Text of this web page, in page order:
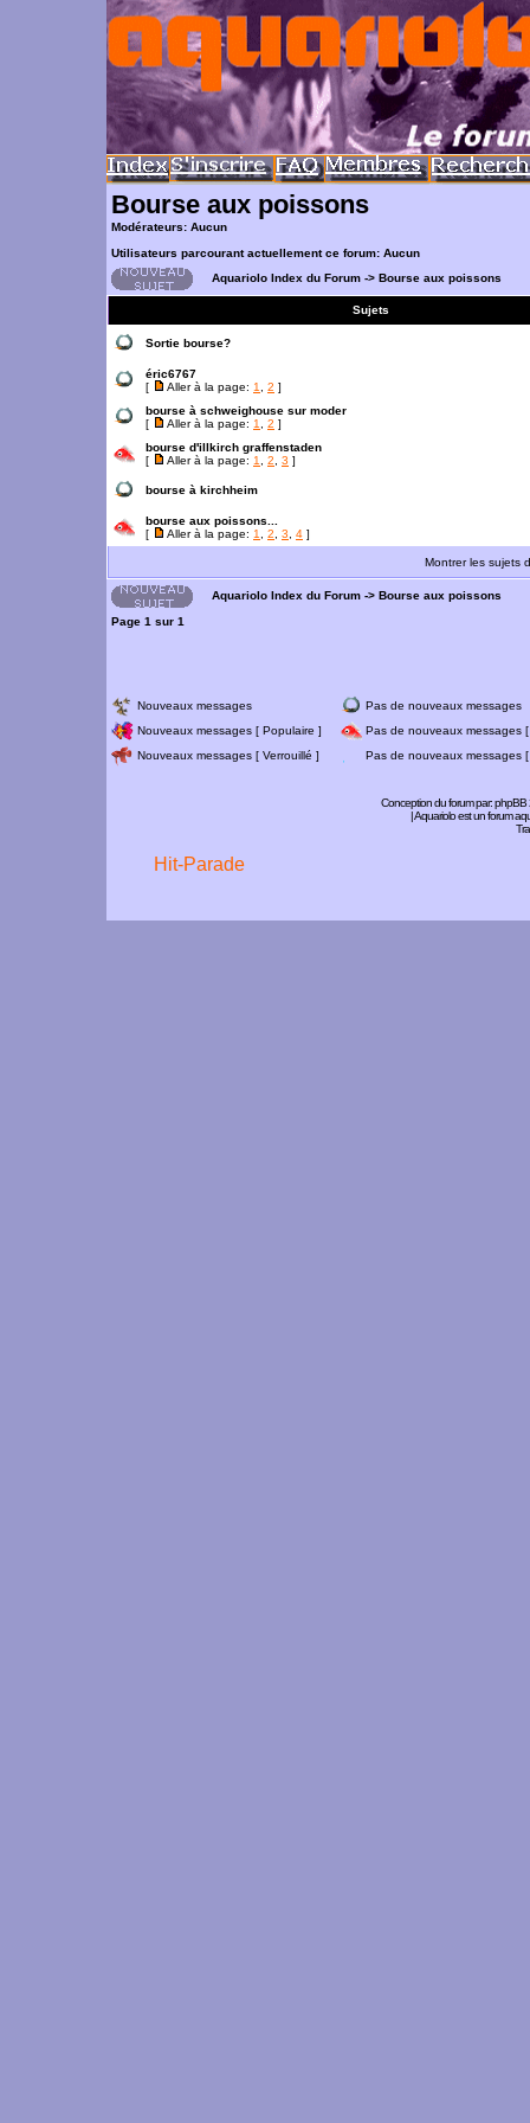
Bourse aux poissons
Modérateurs: Aucun
Utilisateurs parcourant actuellement ce forum: Aucun
Aquariolo Index du Forum -> Bourse aux poissons
Sujets
Sortie bourse?
éric6767
[
Aller à la page: 1 2 ]
bourse à schweighouse sur moder
[
Aller à la page: 1 2 ]
bourse d'illkirch graffenstaden
[
Aller à la page: 1 2 3 ]
bourse à kirchheim
bourse aux poissons...
[
Aller à la page: 1 2 3 4 ]
Montrer les sujets
Aquariolo Index du Forum -> Bourse aux poissons
Page 1 sur 1
Nouveaux messages
Pas de nouveaux messages
Nouveaux messages [ Populaire ]
Pas de nouveaux messages
Nouveaux messages [ Verrouillé ]
Pas de nouveaux messages [
Conception du forum par:phpBB
| Aquariolo est un forum